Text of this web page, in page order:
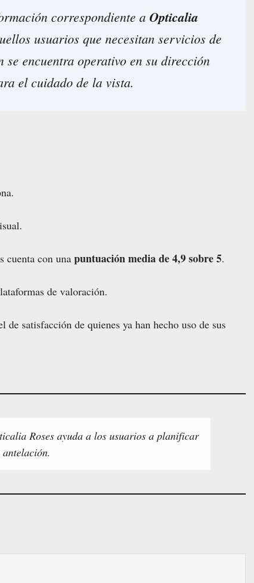
correspondiente a Opticalia
usuarios que necesitan servicios de
se encuentra operativo en su dirección
el cuidado de la vista.
cuenta con una puntuación media de 4,9 sobre 5.
de valoración.
satisfacción de quienes ya han hecho uso de sus
Roses ayuda a los usuarios a planificar